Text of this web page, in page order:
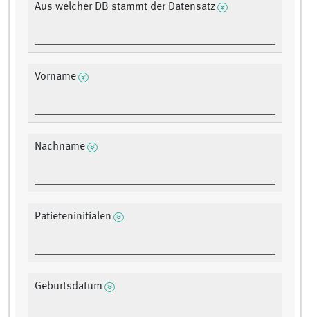
Aus welcher DB stammt der Datensatz
Vorname
Nachname
Patieteninitialen
Geburtsdatum